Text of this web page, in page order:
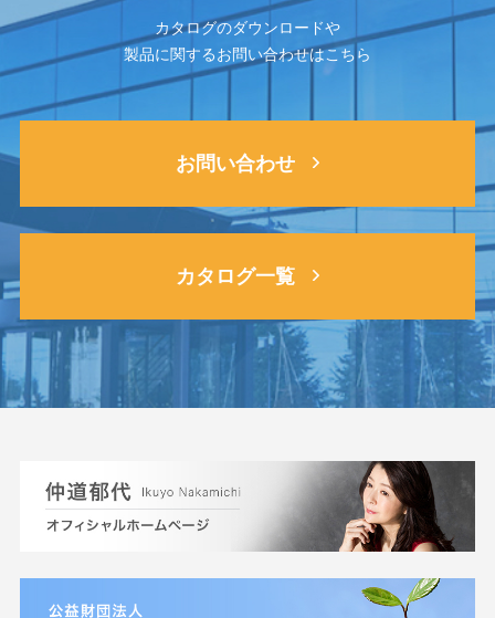
カタログのダウンロードや
製品に関するお問い合わせはこちら
お問い合わせ
カタログ一覧